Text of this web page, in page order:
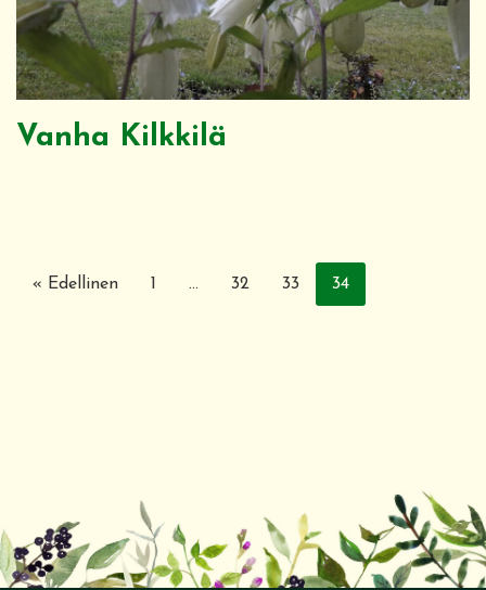
Vanha Kilkkilä
« Edellinen 1 … 32 33 34